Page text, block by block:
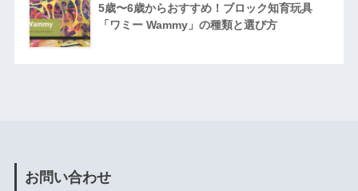
5歳〜6歳からおすすめ！ブロック知育玩具
「ワミー Wammy」の種類と選び方
お問い合わせ